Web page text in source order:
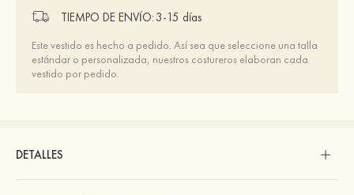
TIEMPO DE ENVÍO: 3-15 días
Este vestido es hecho a pedido. Así sea que seleccione una talla
estándar o personalizada, nuestros costureros elaboran cada
vestido por pedido.
DETALLES